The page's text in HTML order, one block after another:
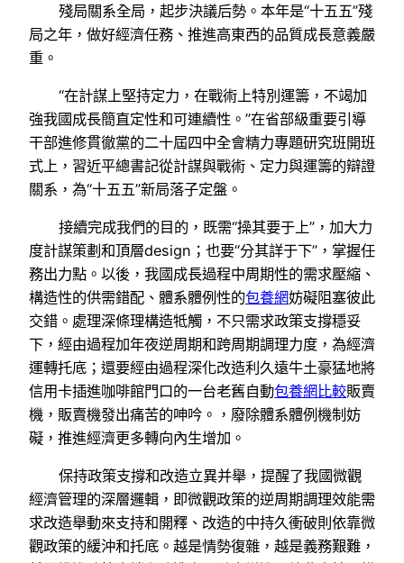
殘局關系全局，起步決議后勢。本年是“十五五”殘
局之年，做好經濟任務、推進高東西的品質成長意義嚴
重。
“在計謀上堅持定力，在戰術上特別運籌，不竭加
強我國成長簡直定性和可連續性。”在省部級重要引導
干部進修貫徹黨的二十屆四中全會精力專題研究班開班
式上，習近平總書記從計謀與戰術、定力與運籌的辯證
關系，為“十五五”新局落子定盤。
接續完成我們的目的，既需“操其要于上”，加大力
度計謀策劃和頂層design；也要“分其詳于下”，掌握任
務出力點。以後，我國成長過程中周期性的需求壓縮、
構造性的供需錯配、體系體例性的包養網妨礙阻塞彼此
交錯。處理深條理構造牴觸，不只需求政策支撐穩妥
下，經由過程加年夜逆周期和跨周期調理力度，為經濟
運轉托底；還要經由過程深化改造利久遠牛土豪猛地將
信用卡插進咖啡館門口的一台老舊自動包養網比較販賣
機，販賣機發出痛苦的呻吟。，廢除體系體例機制妨
礙，推進經濟更多轉向內生增加。
保持政策支撐和改造立異并舉，提醒了我國微觀
經濟管理的深層邏輯，即微觀政策的逆周期調理效能需
求改造舉動來支持和開釋、改造的中持久衝破則依靠微
觀政策的緩沖和托底。越是情勢復雜，越是義務艱難，